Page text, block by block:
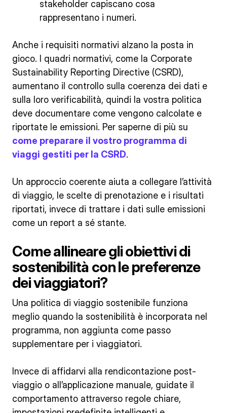
stakeholder capiscano cosa
rappresentano i numeri.
Anche i requisiti normativi alzano la posta in
gioco. I quadri normativi, come la Corporate
Sustainability Reporting Directive (CSRD),
aumentano il controllo sulla coerenza dei dati e
sulla loro verificabilità, quindi la vostra politica
deve documentare come vengono calcolate e
riportate le emissioni. Per saperne di più su
come preparare il vostro programma di
viaggi gestiti per la CSRD.
Un approccio coerente aiuta a collegare l’attività
di viaggio, le scelte di prenotazione e i risultati
riportati, invece di trattare i dati sulle emissioni
come un report a sé stante.
Come allineare gli obiettivi di
sostenibilità con le preferenze
dei viaggiatori?
Una politica di viaggio sostenibile funziona
meglio quando la sostenibilità è incorporata nel
programma, non aggiunta come passo
supplementare per i viaggiatori.
Invece di affidarvi alla rendicontazione post-
viaggio o all’applicazione manuale, guidate il
comportamento attraverso regole chiare,